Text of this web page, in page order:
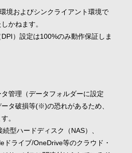
境およびシンクライアント環境で
かねます。
）設定は100%のみ動作保証しま
管理（データフォルダーに設定
タ破損等(※)の恐れがあるため、
。
型ハードディスク（NAS）、
ドライブ/OneDrive等のクラウド・